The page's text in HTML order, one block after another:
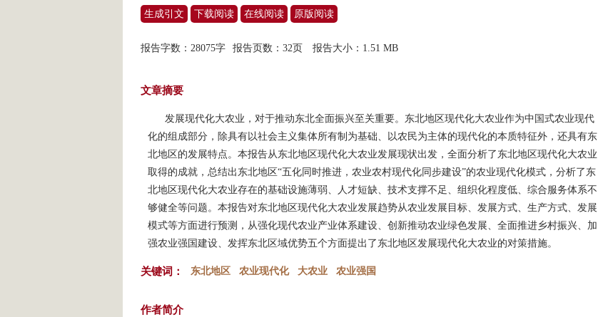
生成引文 下载阅读 在线阅读 原版阅读
报告字数：28075字 报告页数：32页 报告大小： 1.51 MB
文章摘要
发展现代化大农业，对于推动东北全面振兴至关重要。东北地区现代化大农业作为中国式农业现代
化的组成部分，除具有以社会主义集体所有制为基础、以农民为主体的现代化的本质特征外，还具有东
北地区的发展特点。本报告从东北地区现代化大农业发展现状出发，全面分析了东北地区现代化大农业
取得的成就，总结出东北地区“五化同时推进，农业农村现代化同步建设”的农业现代化模式，分析了东
北地区现代化大农业存在的基础设施薄弱、人才短缺、技术支撑不足、组织化程度低、综合服务体系不
够健全等问题。本报告对东北地区现代化大农业发展趋势从农业发展目标、发展方式、生产方式、发展
模式等方面进行预测，从强化现代农业产业体系建设、创新推动农业绿色发展、全面推进乡村振兴、加
强农业强国建设、发挥东北区域优势五个方面提出了东北地区发展现代化大农业的对策措施。
关键词： 东北地区 农业现代化 大农业 农业强国
作者简介